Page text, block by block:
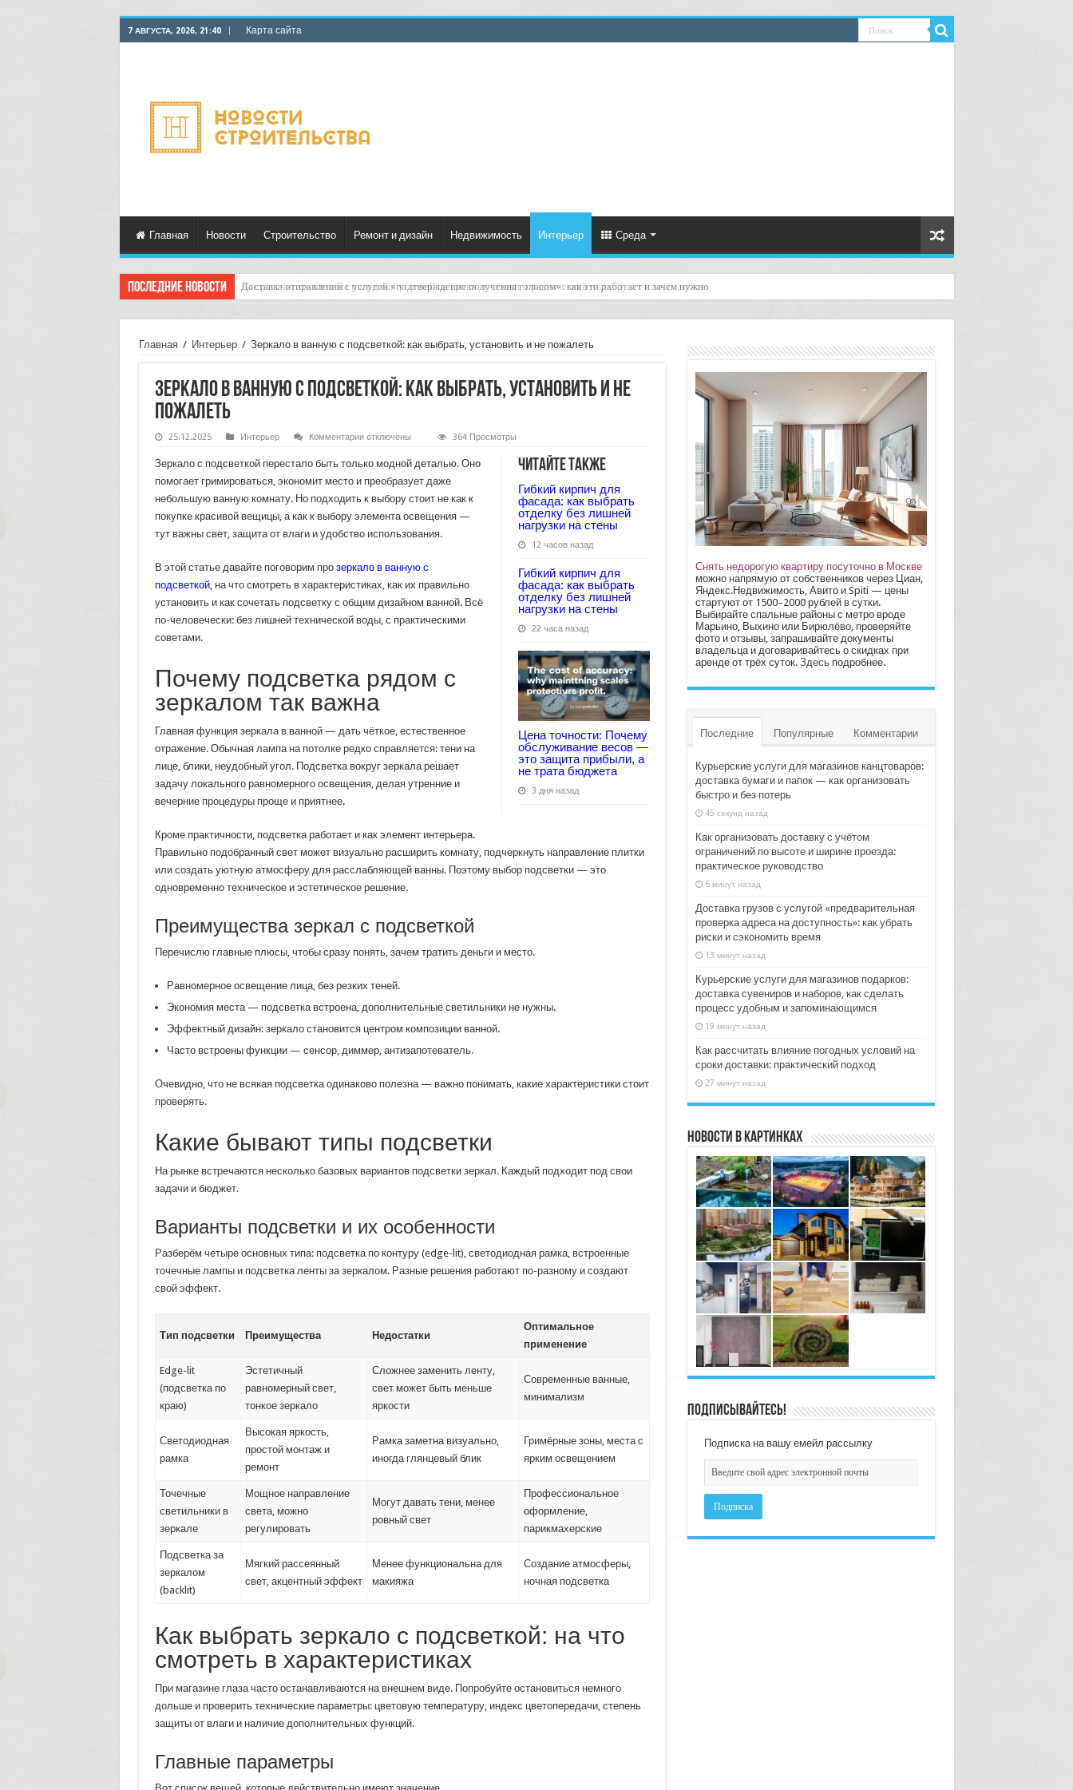
7 АВГУСТА, 2026, 21:40 Карта сайта
Главная Новости Строительство Ремонт и дизайн Недвижимость Интерьер Среда
Последние новости Доставка отправлений с услугой «подтверждение получения голосом»: как это работает и зачем нужно
Главная / Интерьер / Зеркало в ванную с подсветкой: как выбрать, установить и не пожалеть
Зеркало в ванную с подсветкой: как выбрать, установить и не
пожалеть
25.12.2025 Интерьер Комментариик
в
ванную
с
подсветкой:
выбрать,
установить
и
отключены 364 Просмотры
Читайте также
Гибкий кирпич для
фасада: как выбрать
отделку без лишней
нагрузки на стены
12 часов назад
Гибкий кирпич для
фасада: как выбрать
отделку без лишней
нагрузки на стены
22 часа назад
Цена точности: Почему
обслуживание весов —
это защита прибыли, а
не трата бюджета
3 дня назад
Зеркало с подсветкой перестало быть только модной деталью. Оно
помогает гримироваться, экономит место и преобразует даже
небольшую ванную комнату. Но подходить к выбору стоит не как к
покупке красивой вещицы, а как к выбору элемента освещения —
тут важны свет, защита от влаги и удобство использования.
В этой статье давайте поговорим про зеркало в ванную с
подсветкой, на что смотреть в характеристиках, как их правильно
установить и как сочетать подсветку с общим дизайном ванной. Всё
по-человечески: без лишней технической воды, с практическими
советами.
Почему подсветка рядом с
зеркалом так важна
Главная функция зеркала в ванной — дать чёткое, естественное
отражение. Обычная лампа на потолке редко справляется: тени на
лице, блики, неудобный угол. Подсветка вокруг зеркала решает
задачу локального равномерного освещения, делая утренние и
вечерние процедуры проще и приятнее.
Кроме практичности, подсветка работает и как элемент интерьера.
Правильно подобранный свет может визуально расширить комнату, подчеркнуть направление плитки
или создать уютную атмосферу для расслабляющей ванны. Поэтому выбор подсветки — это
одновременно техническое и эстетическое решение.
Преимущества зеркал с подсветкой
Перечислю главные плюсы, чтобы сразу понять, зачем тратить деньги и место.
Равномерное освещение лица, без резких теней.
Экономия места — подсветка встроена, дополнительные светильники не нужны.
Эффектный дизайн: зеркало становится центром композиции ванной.
Часто встроены функции — сенсор, диммер, антизапотеватель.
Очевидно, что не всякая подсветка одинаково полезна — важно понимать, какие характеристики стоит
проверять.
Какие бывают типы подсветки
На рынке встречаются несколько базовых вариантов подсветки зеркал. Каждый подходит под свои
задачи и бюджет.
Варианты подсветки и их особенности
Разберём четыре основных типа: подсветка по контуру (edge-lit), светодиодная рамка, встроенные
точечные лампы и подсветка ленты за зеркалом. Разные решения работают по-разному и создают
свой эффект.
Тип подсветки Преимущества Недостатки
Оптимальное
применение
Edge-lit
(подсветка по
краю)
Эстетичный
равномерный свет,
тонкое зеркало
Сложнее заменить ленту,
свет может быть меньше
яркости
Современные ванные,
минимализм
Светодиодная
рамка
Высокая яркость,
простой монтаж и
ремонт
Рамка заметна визуально,
иногда глянцевый блик
Гримёрные зоны, места с
ярким освещением
Точечные
светильники в
зеркале
Мощное направление
света, можно
регулировать
Могут давать тени, менее
ровный свет
Профессиональное
оформление,
парикмахерские
Подсветка за
зеркалом
(backlit)
Мягкий рассеянный
свет, акцентный эффект
Менее функциональна для
макияжа
Создание атмосферы,
ночная подсветка
Как выбрать зеркало с подсветкой: на что
смотреть в характеристиках
При магазине глаза часто останавливаются на внешнем виде. Попробуйте остановиться немного
дольше и проверить технические параметры: цветовую температуру, индекс цветопередачи, степень
защиты от влаги и наличие дополнительных функций.
Главные параметры
Снять недорогую квартиру посуточно в Москве
можно напрямую от собственников через Циан,
Яндекс.Недвижимость, Авито и Spiti — цены
стартуют от 1500–2000 рублей в сутки.
Выбирайте спальные районы с метро вроде
Марьино, Выхино или Бирюлёво, проверяйте
фото и отзывы, запрашивайте документы
владельца и договаривайтесь о скидках при
аренде от трёх суток. Здесьподробнее.
Последние Популярные Комментарии
Курьерские услуги для магазинов канцтоваров:
доставка бумаги и папок — как организовать
быстро и без потерь
45 секунд назад
Как организовать доставку с учётом
ограничений по высоте и ширине проезда:
практическое руководство
6 минут назад
Доставка грузов с услугой «предварительная
проверка адреса на доступность»: как убрать
риски и сэкономить время
13 минут назад
Курьерские услуги для магазинов подарков:
доставка сувениров и наборов, как сделать
процесс удобным и запоминающимся
19 минут назад
Как рассчитать влияние погодных условий на
сроки доставки: практический подход
27 минут назад
Новости в картинках
Подписывайтесь!
Подписка на вашу емейл рассылку